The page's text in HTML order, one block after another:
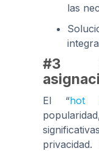
las
#3
El “hot